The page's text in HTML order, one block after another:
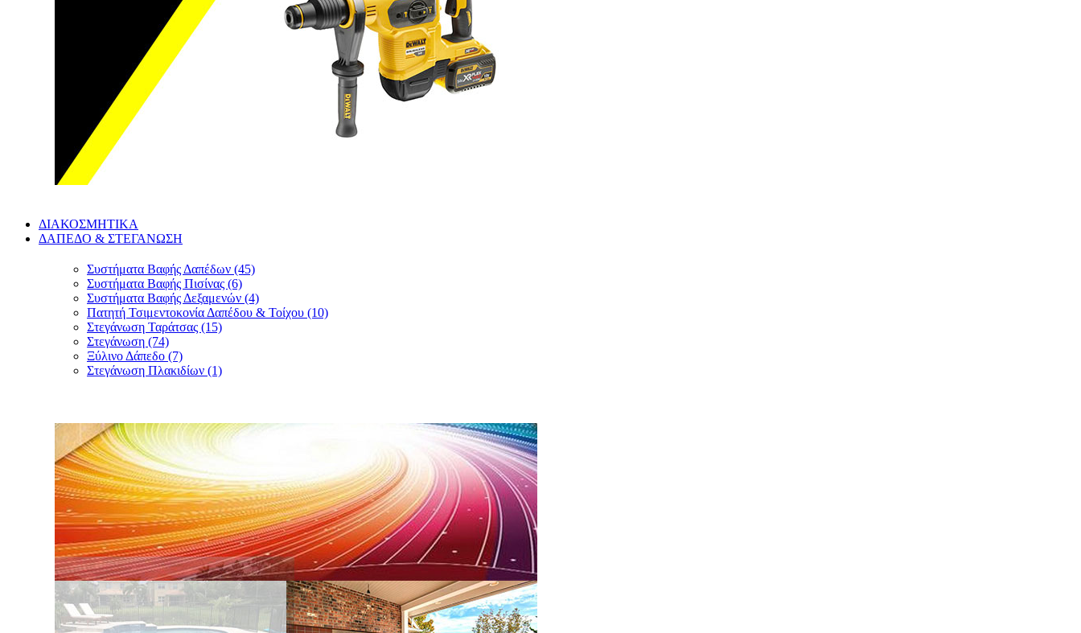
ΔΙΑΚΟΣΜΗΤΙΚΑ
ΔΑΠΕΔΟ & ΣΤΕΓΑΝΩΣΗ
Συστήματα Βαφής Δαπέδων (45)
Συστήματα Βαφής Πισίνας (6)
Συστήματα Βαφής Δεξαμενών (4)
Πατητή Τσιμεντοκονία Δαπέδου & Τοίχου (10)
Στεγάνωση Ταράτσας (15)
Στεγάνωση (74)
Ξύλινο Δάπεδο (7)
Στεγάνωση Πλακιδίων (1)